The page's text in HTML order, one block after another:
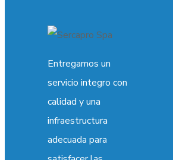
Entregamos un
servicio integro con
calidad y una
infraestructura
adecuada para